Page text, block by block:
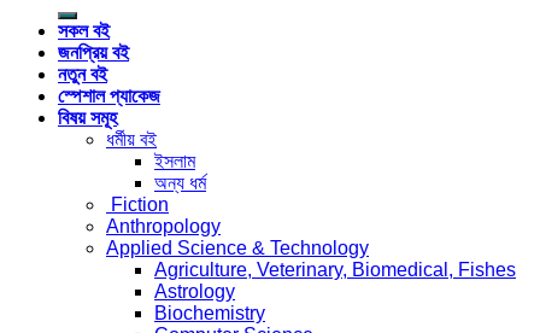
for:
সকল বই
জনপ্রিয় বই
নতুন বই
স্পেশাল প্যাকেজ
বিষয় সমূহ
ধর্মীয় বই
ইসলাম
অন্য ধর্ম
Fiction
Anthropology
Applied Science & Technology
Agriculture, Veterinary, Biomedical, Fishes
Astrology
Biochemistry